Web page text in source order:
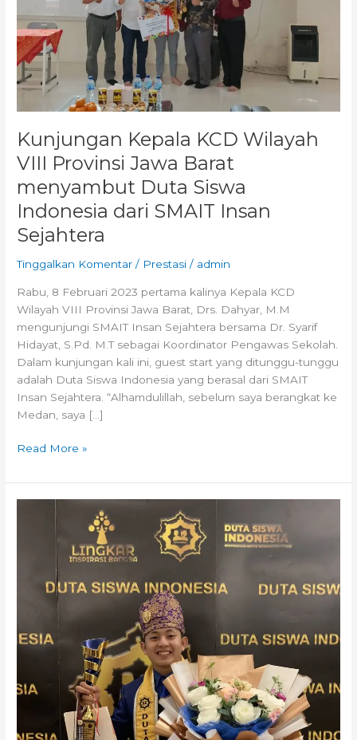
Kunjungan Kepala KCD Wilayah
VIII Provinsi Jawa Barat
menyambut Duta Siswa
Indonesia dari SMAIT Insan
Sejahtera
Tinggalkan Komentar / Prestasi / admin
Rabu, 8 Februari 2023 pertama kalinya Kepala KCD
Wilayah VIII Provinsi Jawa Barat, Drs. Dahyar, M.M
mengunjungi SMAIT Insan Sejahtera bersama Dr. Syarif
Hidayat, S.Pd. M.T sebagai Koordinator Pengawas Sekolah.
Dalam kunjungan kali ini, guest start yang ditunggu-tunggu
adalah Duta Siswa Indonesia yang berasal dari SMAIT
Insan Sejahtera. “Alhamdulillah, sebelum saya berangkat ke
Medan, saya […]
menyambut
Duta
Siswa
Indonesia
dari
Sejahtera
Read More »
Sejahtera
menjadi
Duta
Siswa
Indonesia
2023